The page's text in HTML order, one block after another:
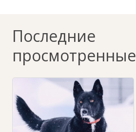
Последние
просмотренные